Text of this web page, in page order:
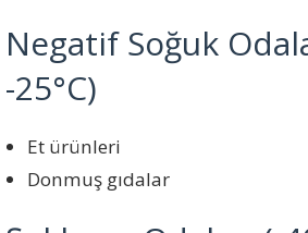
Negatif Soğuk
-25°C)
Et ürünleri
Donmuş gıdalar